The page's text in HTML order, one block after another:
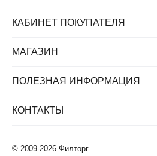
КАБИНЕТ ПОКУПАТЕЛЯ
МАГАЗИН
ПОЛЕЗНАЯ ИНФОРМАЦИЯ
КОНТАКТЫ
© 2009-2026 Филторг